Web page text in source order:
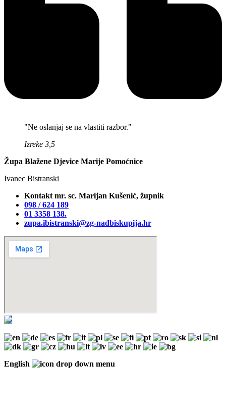
"Ne oslanjaj se na vlastiti razbor."
Izreke 3,5
Župa Blažene Djevice Marije Pomoćnice
Ivanec Bistranski
Kontakt mr. sc. Marijan Kušenić, župnik
098 / 624 189
01 3358 138‬.
zupa.ibistranski@zg-nadbiskupija.hr
English